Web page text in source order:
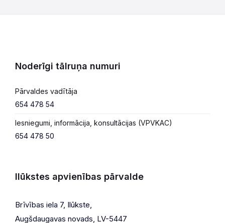
Noderīgi tālruņa numuri
Pārvaldes vadītāja
654 478 54
Iesniegumi, informācija, konsultācijas (VPVKAC)
654 478 50
Ilūkstes apvienības pārvalde
Brīvības iela 7, Ilūkste,
Augšdaugavas novads, LV-5447